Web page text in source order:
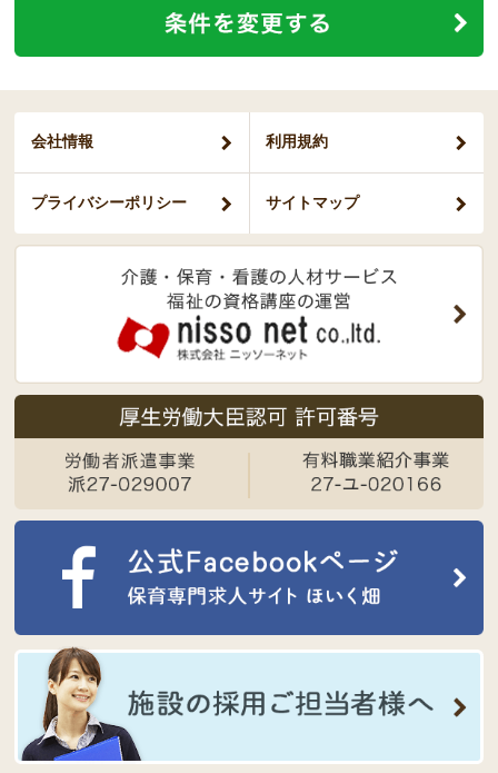
会社情報 利用規約
プライバシーポリシー サイトマップ